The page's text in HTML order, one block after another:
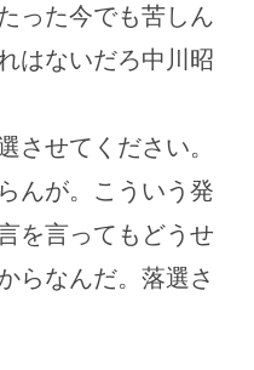
った今でも苦しん
はないだろ中川昭
させてください。
んが。こういう発
を言ってもどうせ
らなんだ。落選さ